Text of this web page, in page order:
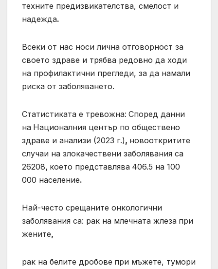
техните предизвикателства, смелост и
надежда.
Всеки от нас носи лична отговорност за
своето здраве и трябва редовно да ходи
на профилактични прегледи, за да намали
риска от заболяването.
Статистиката е тревожна: Според данни
на Националния център по обществено
здраве и анализи (2023 г.), новооткритите
случаи на злокачествени заболявания са
26208, което представлява 406.5 на 100
000 население.
Най-често срещаните онкологични
заболявания са: рак на млечната жлеза при
жените,
рак на белите дробове при мъжете, тумори